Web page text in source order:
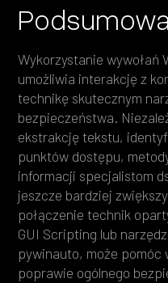
Wykorzystanie wywołań
umożliwia interakcję z
technikę skutecznym
bezpieczeństwa.
ekstrakcję tekstu,
punktów dostępu,
informacji specjalistom
jeszcze bardziej
połączenie technik
GUI Scripting lub
pywinauto, może
poprawie ogólnego